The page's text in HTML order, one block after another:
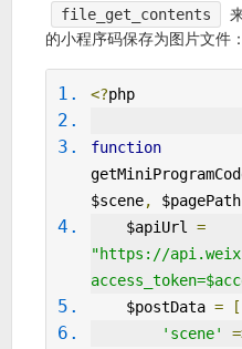
file_get_contents
的小程序码保存为图片文件：
<?php
function
$scene, $pagePath
    $apiUrl
=
"https://
    $postData
=
[
'scene'